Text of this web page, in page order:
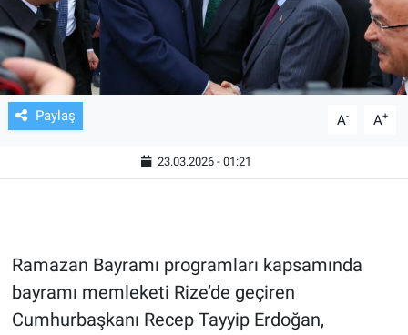
Paylaş A- A+
23.03.2026 - 01:21
Ramazan Bayramı programları kapsamında
bayramı memleketi Rize’de geçiren
Cumhurbaşkanı Recep Tayyip Erdoğan,
GENEL
KÜLTÜR SANAT
ASAYİŞ
EKONOMİ
ÇEVRE
HABERDE İNSAN